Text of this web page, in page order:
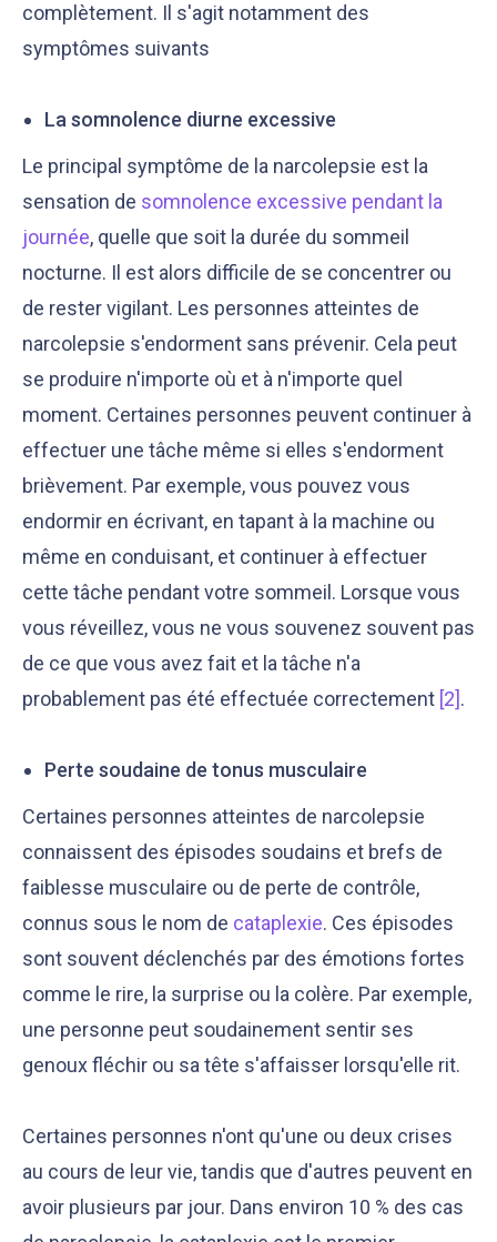
médicaux étudient chaque article avec soin, pour
la fiabilité des sources
en phase avec la littérature scientifique ainsi
experts
complètement. Il s'agit notamment des
symptômes suivants
La somnolence diurne excessive
Le principal symptôme de la narcolepsie est la
sensation de somnolence excessive pendant la
journée, quelle que soit la durée du sommeil
nocturne. Il est alors difficile de se concentrer ou
de rester vigilant. Les personnes atteintes de
narcolepsie s'endorment sans prévenir. Cela peut
se produire n'importe où et à n'importe quel
moment. Certaines personnes peuvent continuer à
effectuer une tâche même si elles s'endorment
brièvement. Par exemple, vous pouvez vous
endormir en écrivant, en tapant à la machine ou
même en conduisant, et continuer à effectuer
cette tâche pendant votre sommeil. Lorsque vous
vous réveillez, vous ne vous souvenez souvent pas
de ce que vous avez fait et la tâche n'a
probablement pas été effectuée correctement [2].
Perte soudaine de tonus musculaire
Certaines personnes atteintes de narcolepsie
connaissent des épisodes soudains et brefs de
faiblesse musculaire ou de perte de contrôle,
connus sous le nom de cataplexie. Ces épisodes
sont souvent déclenchés par des émotions fortes
comme le rire, la surprise ou la colère. Par exemple,
une personne peut soudainement sentir ses
genoux fléchir ou sa tête s'affaisser lorsqu'elle rit.
Certaines personnes n'ont qu'une ou deux crises
au cours de leur vie, tandis que d'autres peuvent en
avoir plusieurs par jour. Dans environ 10 % des cas